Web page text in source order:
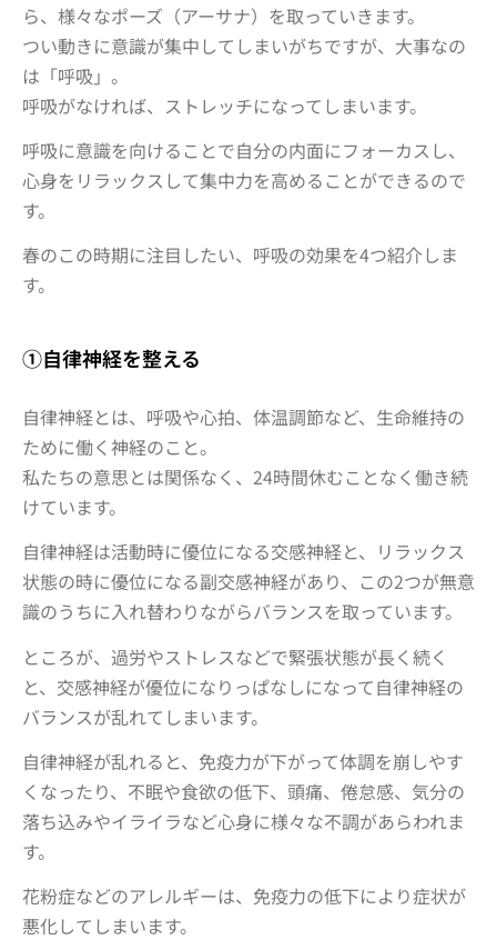
ら、様々なポーズ（アーサナ）を取っていきます。
つい動きに意識が集中してしまいがちですが、大事なの
は「呼吸」。
呼吸がなければ、ストレッチになってしまいます。
呼吸に意識を向けることで自分の内面にフォーカスし、
心身をリラックスして集中力を高めることができるので
す。
春のこの時期に注目したい、呼吸の効果を4つ紹介しま
す。
①自律神経を整える
自律神経とは、呼吸や心拍、体温調節など、生命維持の
ために働く神経のこと。
私たちの意思とは関係なく、24時間休むことなく働き続
けています。
自律神経は活動時に優位になる交感神経と、リラックス
状態の時に優位になる副交感神経があり、この2つが無意
識のうちに入れ替わりながらバランスを取っています。
ところが、過労やストレスなどで緊張状態が長く続く
と、交感神経が優位になりっぱなしになって自律神経の
バランスが乱れてしまいます。
自律神経が乱れると、免疫力が下がって体調を崩しやす
くなったり、不眠や食欲の低下、頭痛、倦怠感、気分の
落ち込みやイライラなど心身に様々な不調があらわれま
す。
花粉症などのアレルギーは、免疫力の低下により症状が
悪化してしまいます。